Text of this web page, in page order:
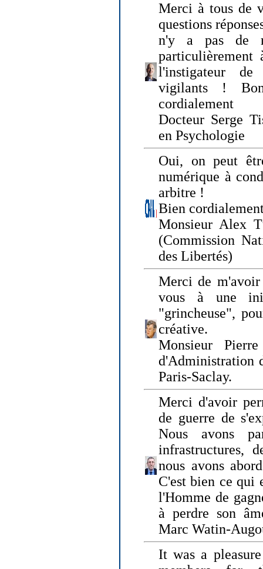
Merci à tous de
questions
n'y a pas de
l'instigateur de
vigilants !
cordialement
Docteur Serge
en Psychologie
Oui, on peut
numérique à
arbitre !
Bien
Monsieur Alex
(Commission
des Libertés)
Merci de
vous à une
"grincheuse",
créative.
Monsieur
d'Administration
Paris-Saclay.
Merci d'avoir
de guerre de
Nous avons
infrastructures,
nous avons
C'est bien ce qui
l'Homme de
à perdre son
Marc Watin-
It was a